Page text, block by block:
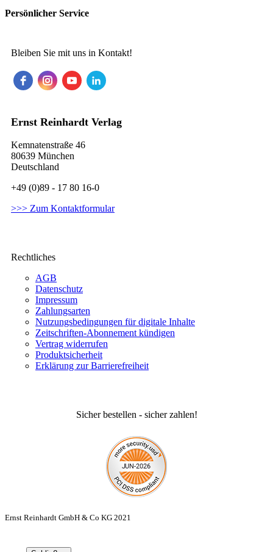
Persönlicher Service
Bleiben Sie mit uns in Kontakt!
Ernst Reinhardt Verlag
Kemnatenstraße 46
80639 München
Deutschland
+49 (0)89 - 17 80 16-0
>>> Zum Kontaktformular
Rechtliches
AGB
Datenschutz
Impressum
Zahlungsarten
Nutzungsbedingungen für digitale Inhalte
Zeitschriften-Abonnement kündigen
Vertrag widerrufen
Produktsicherheit
Erklärung zur Barrierefreiheit
Sicher bestellen - sicher zahlen!
Ernst Reinhardt GmbH & Co KG 2021